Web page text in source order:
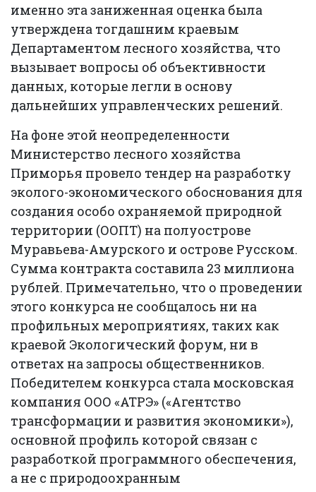
именно эта заниженная оценка была
утверждена тогдашним краевым
Департаментом лесного хозяйства, что
вызывает вопросы об объективности
данных, которые легли в основу
дальнейших управленческих решений.
На фоне этой неопределенности
Министерство лесного хозяйства
Приморья провело тендер на разработку
эколого-экономического обоснования для
создания особо охраняемой природной
территории (ООПТ) на полуострове
Муравьева-Амурского и острове Русском.
Сумма контракта составила 23 миллиона
рублей. Примечательно, что о проведении
этого конкурса не сообщалось ни на
профильных мероприятиях, таких как
краевой Экологический форум, ни в
ответах на запросы общественников.
Победителем конкурса стала московская
компания ООО «АТРЭ» («Агентство
трансформации и развития экономики»),
основной профиль которой связан с
разработкой программного обеспечения,
а не с природоохранным